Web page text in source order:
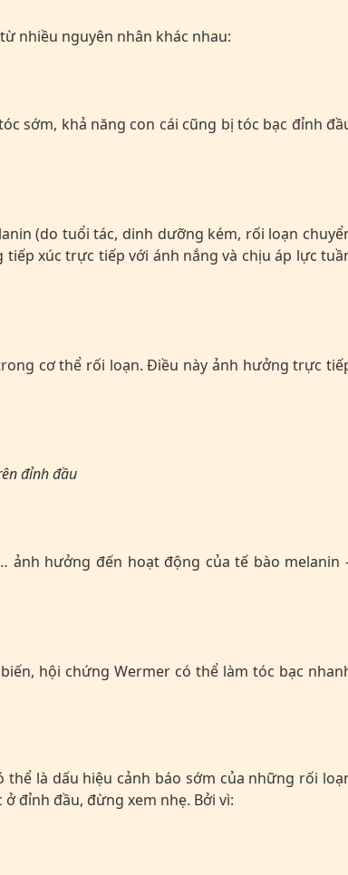
nhiều nguyên nhân khác nhau:
sớm, khả năng con cái cũng bị tóc bạc đỉnh
(do tuổi tác, dinh dưỡng kém, rối loạn
xúc trực tiếp với ánh nắng và chịu áp lực
cơ thể rối loạn. Điều này ảnh hưởng trực
đỉnh đầu
ảnh hưởng đến hoạt động của tế bào melanin
hội chứng Wermer có thể làm tóc bạc
là dấu hiệu cảnh báo sớm của những rối
đỉnh đầu, đừng xem nhẹ. Bởi vì: